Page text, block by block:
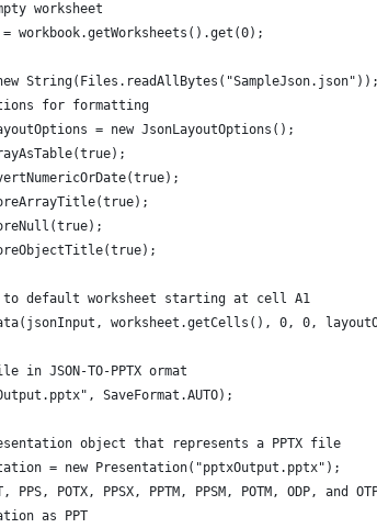
worksheet
= workbook.getWorksheets().get(0);
String(Files.readAllBytes("SampleJson.json"));
for formatting
= new JsonLayoutOptions();
to default worksheet starting at cell A1
worksheet.getCells(), 0, 0,
JSON-TO-PPTX ormat
SaveFormat.AUTO);
object that represents a PPTX file
= new Presentation("pptxOutput.pptx");
POTX, PPSX, PPTM, PPSM, POTM, ODP, and
as PPT